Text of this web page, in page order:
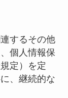
するその他
個人情報保
定）を定
、継続的な